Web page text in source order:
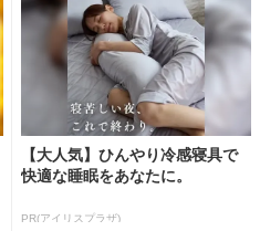
【大人気】ひんやり冷感寝具で
快適な睡眠をあなたに。
PR(アイリスプラザ)